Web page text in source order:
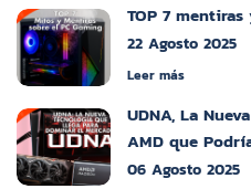
TOP 7
22 Agosto 2025
Leer más
UDNA, La
AMD que
06 Agosto 2025